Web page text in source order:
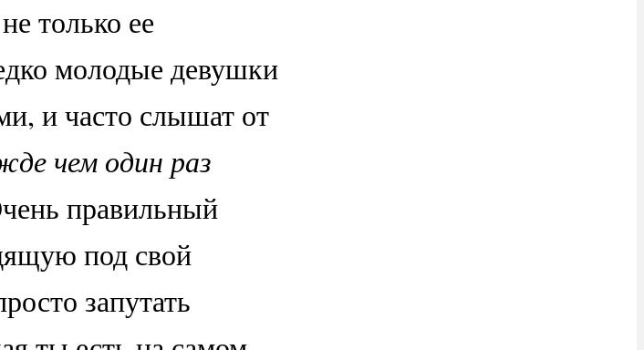
только ее
молодые девушки
и часто слышат от
чем один раз
правильный
под свой
запутать